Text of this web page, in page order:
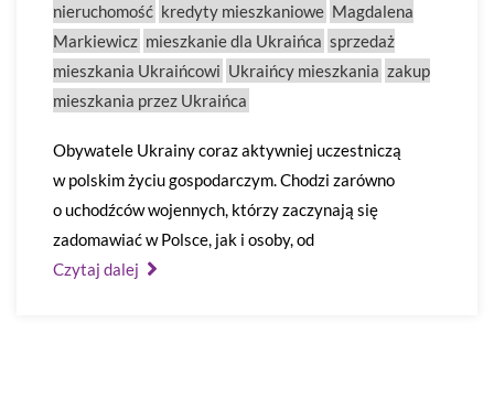
nieruchomość kredyty mieszkaniowe Magdalena
Markiewicz mieszkanie dla Ukraińca sprzedaż
mieszkania Ukraińcowi Ukraińcy mieszkania zakup
mieszkania przez Ukraińca
Obywatele Ukrainy coraz aktywniej uczestniczą
w polskim życiu gospodarczym. Chodzi zarówno
o uchodźców wojennych, którzy zaczynają się
zadomawiać w Polsce, jak i osoby, od
Czytaj dalej